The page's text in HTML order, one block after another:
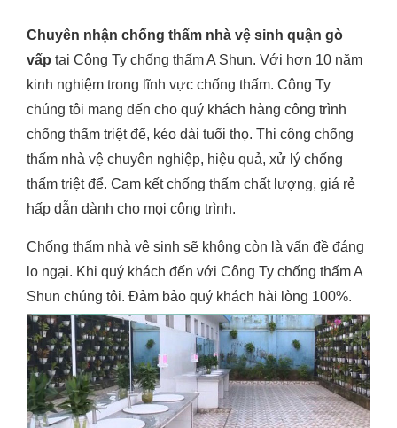
Chuyên nhận chống thấm nhà vệ sinh quận gò
vấp tại Công Ty chống thấm A Shun. Với hơn 10 năm
kinh nghiệm trong lĩnh vực chống thấm. Công Ty
chúng tôi mang đến cho quý khách hàng công trình
chống thấm triệt để, kéo dài tuổi thọ. Thi công chống
thấm nhà vệ chuyên nghiệp, hiệu quả, xử lý chống
thấm triệt để. Cam kết chống thấm chất lượng, giá rẻ
hấp dẫn dành cho mọi công trình.
Chống thấm nhà vệ sinh sẽ không còn là vấn đề đáng
lo ngại. Khi quý khách đến với Công Ty chống thấm A
Shun chúng tôi. Đảm bảo quý khách hài lòng 100%.